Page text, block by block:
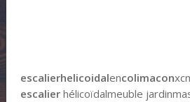
escalierhelicoidalencolimacon
escalierhélicoïdalmeuble